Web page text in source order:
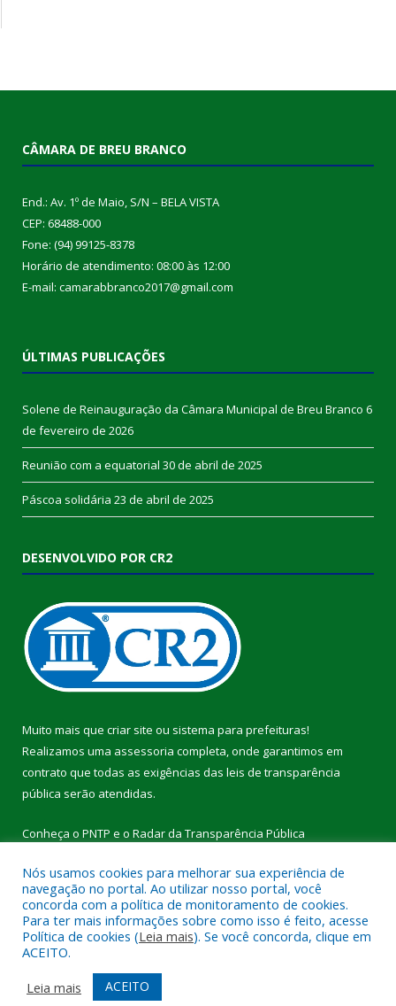
CÂMARA DE BREU BRANCO
End.: Av. 1º de Maio, S/N – BELA VISTA
CEP: 68488-000
Fone: (94) 99125-8378
Horário de atendimento: 08:00 às 12:00
E-mail: camarabbranco2017@gmail.com
ÚLTIMAS PUBLICAÇÕES
Solene de Reinauguração da Câmara Municipal de Breu Branco 6
de fevereiro de 2026
Reunião com a equatorial 30 de abril de 2025
Páscoa solidária 23 de abril de 2025
DESENVOLVIDO POR CR2
Muito mais que criar site ou sistema para prefeituras!
Realizamos uma assessoria completa, onde garantimos em
contrato que todas as exigências das leis de transparência
pública serão atendidas.
Conheça o PNTP e o Radar da Transparência Pública
Todos os direitos reservados a Câmara Municipal de Breu
Branco.
Mapa do Site
Acessar Área Administrativa
Acessar Webmail
Nós usamos cookies para melhorar sua experiência de
navegação no portal. Ao utilizar nosso portal, você
concorda com a política de monitoramento de cookies.
Para ter mais informações sobre como isso é feito, acesse
Política de cookies (Leia mais). Se você concorda, clique em
ACEITO.
Leia mais
ACEITO